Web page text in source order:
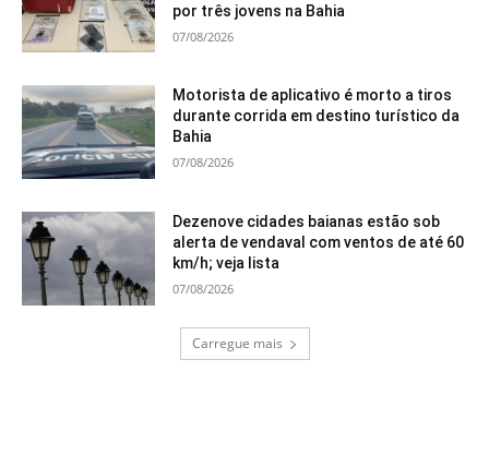
por três jovens na Bahia
07/08/2026
Motorista de aplicativo é morto a tiros
durante corrida em destino turístico da
Bahia
07/08/2026
Dezenove cidades baianas estão sob
alerta de vendaval com ventos de até 60
km/h; veja lista
07/08/2026
Carregue mais